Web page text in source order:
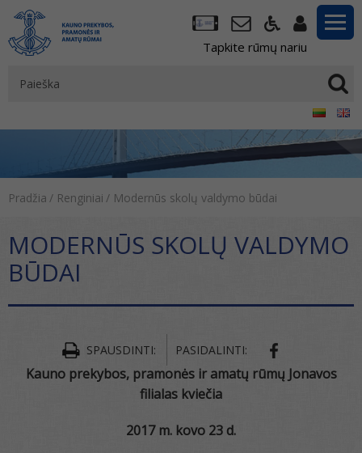
Tapkite rūmų nariu
Pradžia / Renginiai / Modernūs skolų valdymo būdai
MODERNŪS SKOLŲ VALDYMO
BŪDAI
SPAUSDINTI: PASIDALINTI:
Kauno prekybos, pramonės ir amatų rūmų Jonavos
filialas kviečia
2017 m. kovo 23 d.